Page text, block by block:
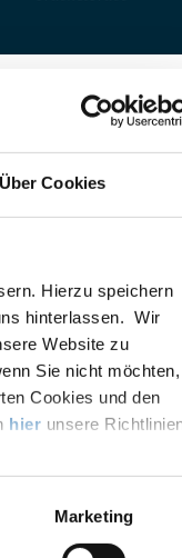
Über Cookies
Hierzu speichern
hinterlassen. Wir
Website zu
Sie nicht möchten,
Cookies und den
hier unsere
Marketing
KG